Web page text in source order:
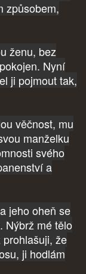
způsobem,
ženu, bez
Nyní
ji pojmout tak,
věčnost, mu
manželku
svého
a
jeho oheň se
Nýbrž mé tělo
že
ji hodlám